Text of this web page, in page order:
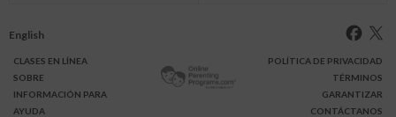
English
CLASES EN LÍNEA
SOBRE
INFORMACIÓN PARA
AYUDA
POLÍTICA DE PRIVACIDAD
TÉRMINOS
GARANTIZAR
CONTÁCTANOS